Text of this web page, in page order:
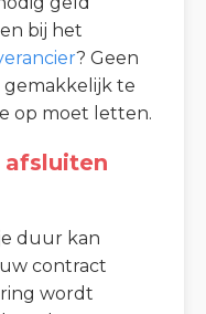
bij het
? Geen
gemakkelijk te
op moet letten.
afsluiten
duur kan
contract
wordt